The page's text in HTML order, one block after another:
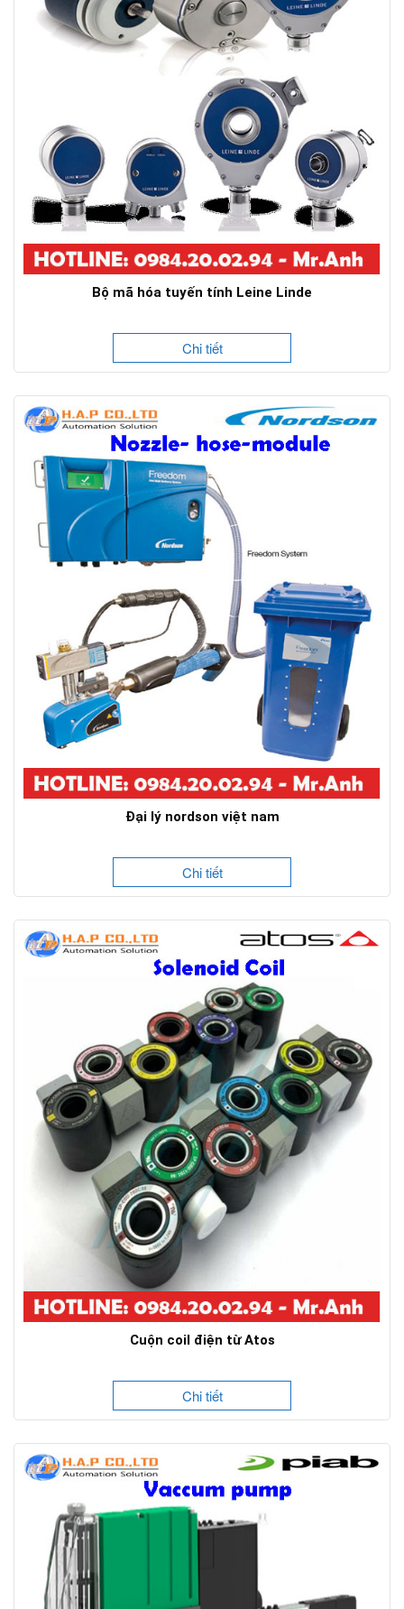
Bộ mã hóa tuyến tính Leine Linde
Chi tiết
Đại lý nordson việt nam
Chi tiết
Cuộn coil điện từ Atos
Chi tiết